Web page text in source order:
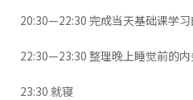
20:30—22:30 完成当天基础课学习
22:30—23:30 整理晚上睡觉前的
23:30 就寝